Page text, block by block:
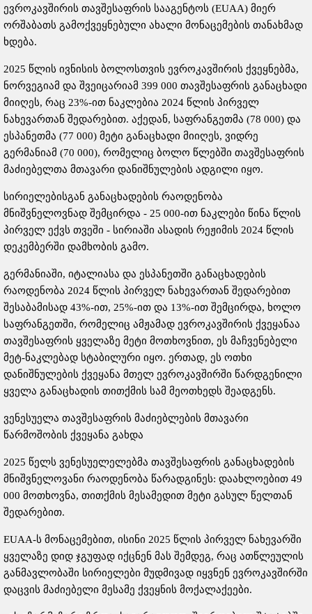
ევროკავშირის თავშესაფრის სააგენტოს (EUAA) მიერ
ორშაბათს გამოქვეყნებული ახალი მონაცემების თანახმად
ხდება.
2025 წლის ივნისის ბოლოსთვის ევროკავშირის ქვეყნებმა,
ნორვეგიამ და შვეიცარიამ 399 000 თავშესაფრის განაცხადი
მიიღეს, რაც 23%-ით ნაკლებია 2024 წლის პირველ
ნახევართან შედარებით. აქედან, საფრანგეთმა (78 000) და
ესპანეთმა (77 000) მეტი განაცხადი მიიღეს, ვიდრე
გერმანიამ (70 000), რომელიც ბოლო წლებში თავშესაფრის
მაძიებელთა მთავარი დანიშნულების ადგილი იყო.
სირიელებისგან განაცხადების რაოდენობა
მნიშვნელოვნად შემცირდა - 25 000-ით ნაკლები წინა წლის
პირველ ექვს თვეში - სირიაში ასადის რეჟიმის 2024 წლის
დეკემბერში დამხობის გამო.
გერმანიაში, იტალიასა და ესპანეთში განაცხადების
რაოდენობა 2024 წლის პირველ ნახევართან შედარებით
შესაბამისად 43%-ით, 25%-ით და 13%-ით შემცირდა, ხოლო
საფრანგეთში, რომელიც ამჟამად ევროკავშირის ქვეყანაა
თავშესაფრის ყველაზე მეტი მოთხოვნით, ეს მაჩვენებელი
მეტ-ნაკლებად სტაბილური იყო. ერთად, ეს ოთხი
დანიშნულების ქვეყანა მთელ ევროკავშირში წარდგენილი
ყველა განაცხადის თითქმის სამ მეოთხედს შეადგენს.
ვენესუელა თავშესაფრის მაძიებლების მთავარი
წარმოშობის ქვეყანა გახდა
2025 წელს ვენესუელელებმა თავშესაფრის განაცხადების
მნიშვნელოვანი რაოდენობა წარადგინეს: დაახლოებით 49
000 მოთხოვნა, თითქმის მესამედით მეტი გასულ წელთან
შედარებით.
EUAA-ს მონაცემებით, ისინი 2025 წლის პირველ ნახევარში
ყველაზე დიდ ჯგუფად იქცნენ მას შემდეგ, რაც ათწლეულის
განმავლობაში სირიელები მუდმივად იყვნენ ევროკავშირში
დაცვის მაძიებელი მესამე ქვეყნის მოქალაქეები.